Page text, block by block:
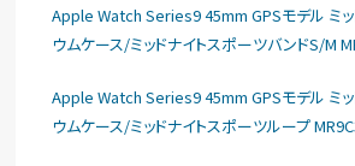
Apple Watch Series9 45mm GPSモデル ミッ
ウムケース/ミッドナイトスポーツバンドS/M
Apple Watch Series9 45mm GPSモデル ミッ
ウムケース/ミッドナイトスポーツループ